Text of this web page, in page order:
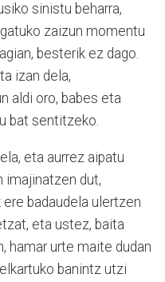
sinistu beharra,
zaizun momentu
besterik ez dago.
izan dela,
aldi oro, babes eta
bat sentitzeko.
eta aurrez aipatu
imajinatzen dut,
badaudela ulertzen
eta ustez, baita
hamar urte maite dudan
banintz utzi